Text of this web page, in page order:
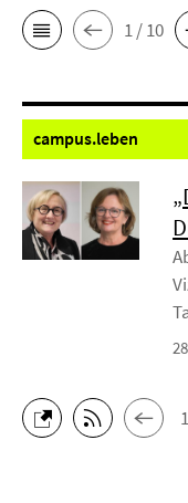
1 / 10
campus.leben